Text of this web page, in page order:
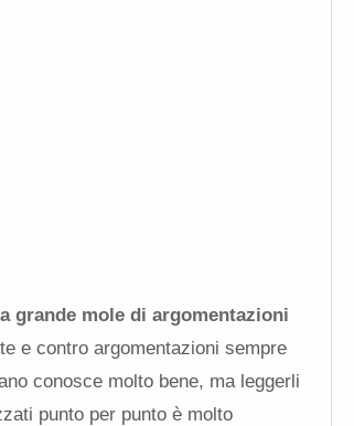
grande mole di argomentazioni
e contro argomentazioni sempre
conosce molto bene, ma leggerli
punto per punto è molto